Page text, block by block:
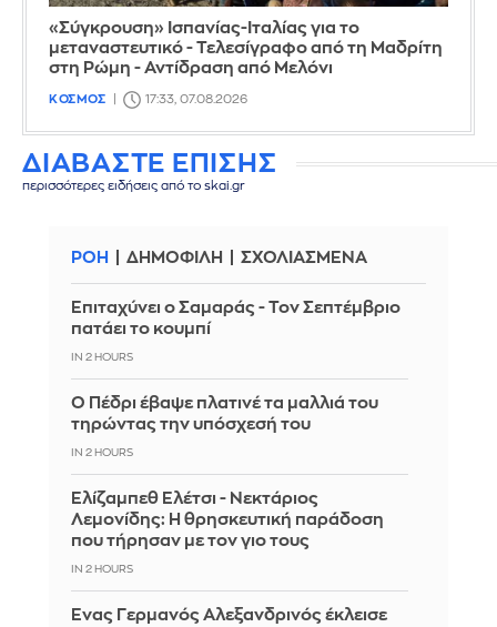
«Σύγκρουση» Ισπανίας-Ιταλίας για το
μεταναστευτικό - Τελεσίγραφο από τη Μαδρίτη
στη Ρώμη - Αντίδραση από Μελόνι
ΚΟΣΜΟΣ 17:33, 07.08.2026
ΔΙΑΒΑΣΤΕ ΕΠΙΣΗΣ
περισσότερες ειδήσεις από το skai.gr
ΡΟΗ ΔΗΜΟΦΙΛΗ ΣΧΟΛΙΑΣΜΕΝΑ
Επιταχύνει ο Σαμαράς - Τον Σεπτέμβριο
πατάει το κουμπί
IN 2 HOURS
Ο Πέδρι έβαψε πλατινέ τα μαλλιά του
τηρώντας την υπόσχεσή του
IN 2 HOURS
Ελίζαμπεθ Ελέτσι - Νεκτάριος
Λεμονίδης: Η θρησκευτική παράδοση
που τήρησαν με τον γιο τους
IN 2 HOURS
Ένας Γερμανός Αλεξανδρινός έκλεισε